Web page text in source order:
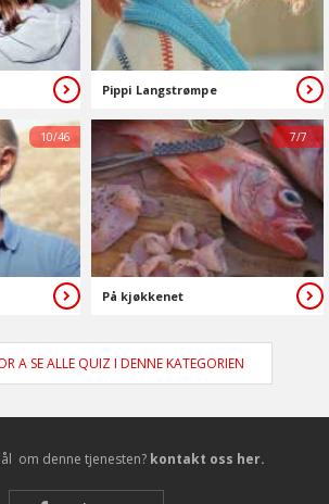
Pippi Langstrømpe
10/46
På kjøkkenet
7/7
A SE ALLE QUIZ I DENNE KATEGORIEN
om denne tjenesten? kontakt oss her.